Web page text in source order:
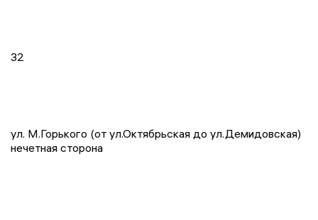
32
ул. М.Горького (от ул.Октябрьская до ул.Демидовская)
нечетная сторона